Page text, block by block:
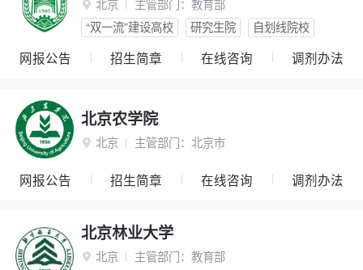
 北京 主管部门： 教育部
“双一流”建设高校
研究生院 自划线院校
网报公告 招生简章 在线咨询 调剂办法
北京农学院
 北京 主管部门： 北京市
网报公告 招生简章 在线咨询 调剂办法
北京林业大学
 北京 主管部门： 教育部